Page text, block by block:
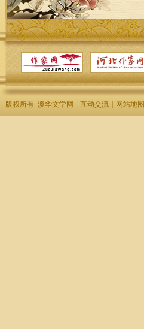
版权所有 澳华文学网 互动交流 网站地图